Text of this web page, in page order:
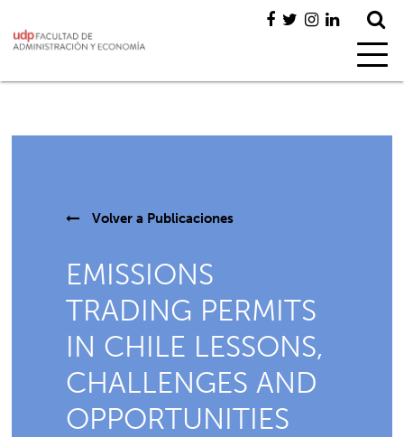
Volver a Publicaciones
EMISSIONS
TRADING PERMITS
IN CHILE LESSONS,
CHALLENGES AND
OPPORTUNITIES